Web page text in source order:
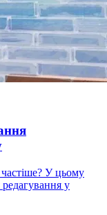
У цьому
редагування у